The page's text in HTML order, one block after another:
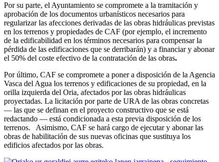
Por su parte, el Ayuntamiento se compromete a la tramitación y
aprobación de los documentos urbanísticos necesarios para
regularizar las afecciones derivadas de las obras hidráulicas previstas
en los terrenos y propiedades de CAF (por ejemplo, el incremento
de la edificabilidad en los términos necesarios para compensar la
pérdida de las edificaciones que se derribarán) y a financiar y abonar
el 50% del coste efectivo de la contratación de las obras.
Por último, CAF se compromete a poner a disposición de la Agencia
Vasca del Agua los terrenos y edificaciones de su propiedad, en la
orilla izquierda del Oria, afectados por las obras hidráulicas
proyectadas. La licitación por parte de URA de las obras concretas
— las que se definan en el proyecto constructivo que se está
redactando — está condicionada a esta previa disposición de los
terrenos. Asimismo, CAF se hará cargo de ejecutar y abonar las
obras de habilitación de sus nuevas oficinas que sustituya los
edificios afectados por las obras.